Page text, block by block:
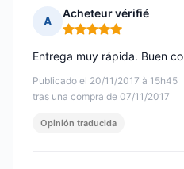
A
Acheteur vérifié
Nota: 5 de 5
Publicado el 20/11/2017 à 15h45
tras una compra de 07/11/2017
Entrega muy rápida. Buen
Opinión traducida